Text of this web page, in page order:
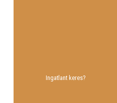
Ingatlant keres?